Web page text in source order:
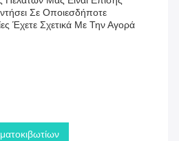
Σε Οποιεσδήποτε
Έχετε Σχετικά Με Την Αγορά